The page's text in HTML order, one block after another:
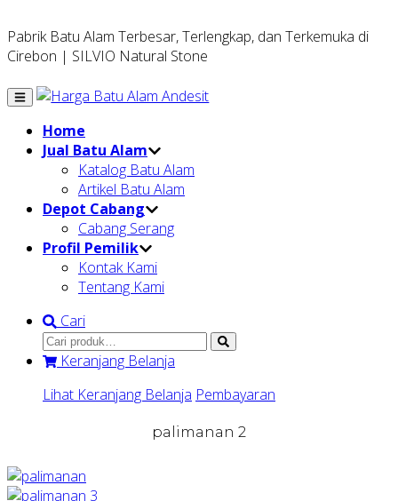
Pabrik Batu Alam Terbesar, Terlengkap, dan Terkemuka di
Cirebon | SILVIO Natural Stone
Home
Jual Batu Alam
Katalog Batu Alam
Artikel Batu Alam
Depot Cabang
Cabang Serang
Profil Pemilik
Kontak Kami
Tentang Kami
Cari
Keranjang Belanja
Lihat Keranjang Belanja Pembayaran
palimanan 2